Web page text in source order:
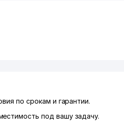
по срокам и гарантии.
под вашу задачу.